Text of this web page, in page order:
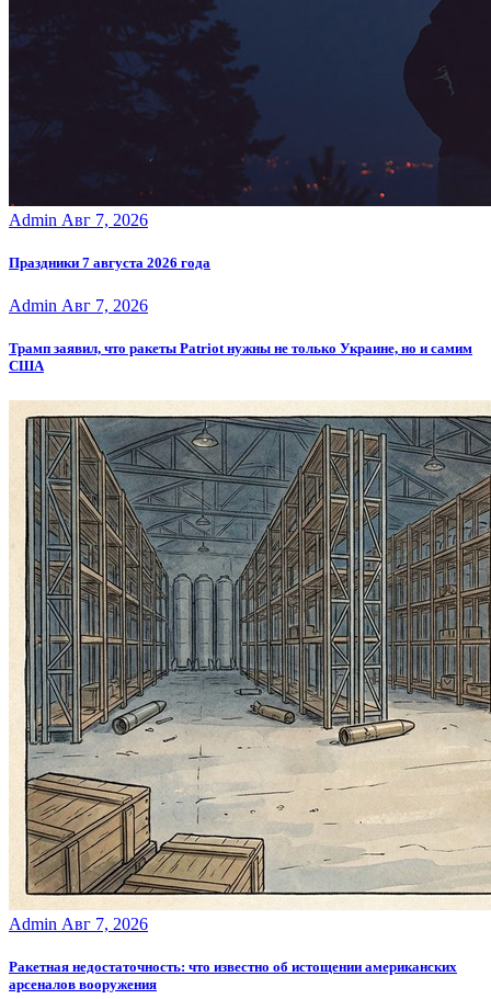
Admin Авг 7, 2026
Праздники 7 августа 2026 года
Admin Авг 7, 2026
Трамп заявил, что ракеты Patriot нужны не только Украине, но и самим
США
Admin Авг 7, 2026
Ракетная недостаточность: что известно об истощении американских
арсеналов вооружения